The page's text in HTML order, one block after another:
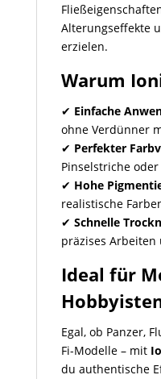
Alterungseffekte
erzielen.
Warum
✔ Einfache
ohne Verdünner
✔ Perfekter
Pinselstriche
✔ Hohe
realistische
✔ Schnelle
präzises Arbeiten
Ideal für
Egal, ob Panzer,
Fi-Modelle – mit
du authentische